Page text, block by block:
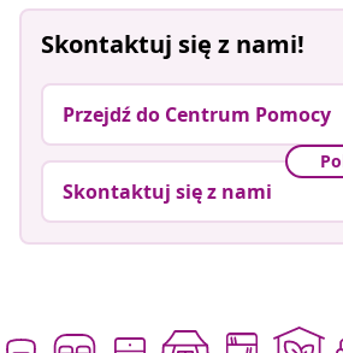
Skontaktuj się z nami!
Przejdź do Centrum Pomocy
Skontaktuj się z nami